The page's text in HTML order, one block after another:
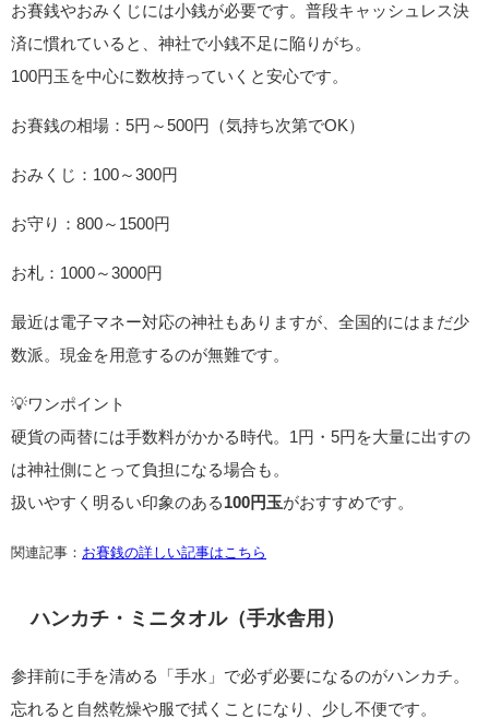
お賽銭やおみくじには小銭が必要です。普段キャッシュレス決
済に慣れていると、神社で小銭不足に陥りがち。
100円玉を中心に数枚持っていくと安心です。
お賽銭の相場：5円～500円（気持ち次第でOK）
おみくじ：100～300円
お守り：800～1500円
お札：1000～3000円
最近は電子マネー対応の神社もありますが、全国的にはまだ少
数派。現金を用意するのが無難です。
💡ワンポイント
硬貨の両替には手数料がかかる時代。1円・5円を大量に出すの
は神社側にとって負担になる場合も。
扱いやすく明るい印象のある100円玉がおすすめです。
関連記事： お賽銭の詳しい記事はこちら
ハンカチ・ミニタオル（手水舎用）
参拝前に手を清める「手水」で必ず必要になるのがハンカチ。
忘れると自然乾燥や服で拭くことになり、少し不便です。